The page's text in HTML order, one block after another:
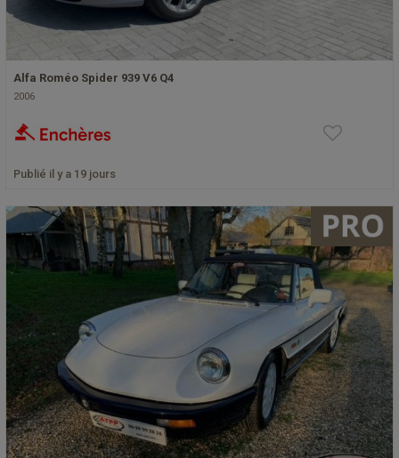
Alfa Roméo Spider 939 V6 Q4
2006
Publié il y a 19 jours